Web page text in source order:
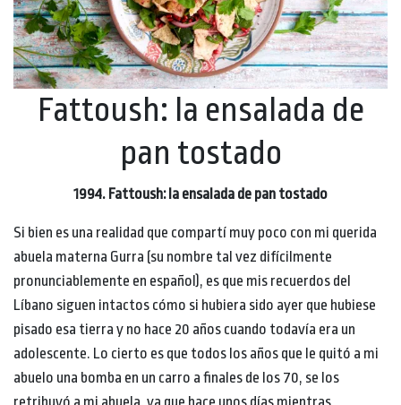
Fattoush: la ensalada de
pan tostado
1994. Fattoush: la ensalada de pan tostado
Si bien es una realidad que compartí muy poco con mi querida
abuela materna Gurra (su nombre tal vez difícilmente
pronunciablemente en español), es que mis recuerdos del
Líbano siguen intactos cómo si hubiera sido ayer que hubiese
pisado esa tierra y no hace 20 años cuando todavía era un
adolescente. Lo cierto es que todos los años que le quitó a mi
abuelo una bomba en un carro a finales de los 70, se los